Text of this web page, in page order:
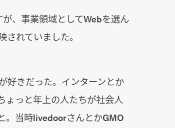
、事業領域としてWebを選ん
れていました。
好きだった。インターンとか
ょっと年上の人たちが社会人
。当時livedoorさんとかGMO